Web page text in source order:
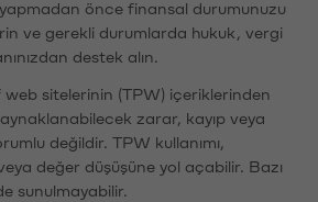
önce finansal durumunuzu
ve gerekli durumlarda hukuk, vergi
destek alın.
sitelerinin (TPW) içeriklerinden
zarar, kayıp veya
değildir. TPW kullanımı,
değer düşüşüne yol açabilir. Bazı
sunulmayabilir.